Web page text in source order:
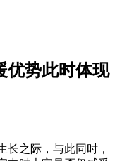
优势此时体现
长之际，与此同时，